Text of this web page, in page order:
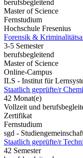
berufsbegleitend
Master of Science
Fernstudium
Hochschule Fresenius
Forensik &
3-5 Semester
berufsbegleitend
Master of Science
Online-Campus
ILS - Institut für
Staatlich geprüfte/r
42 Monat(e)
Vollzeit und
Zertifikat
Fernstudium
sgd -
Staatlich geprüfte/r
42 Semester